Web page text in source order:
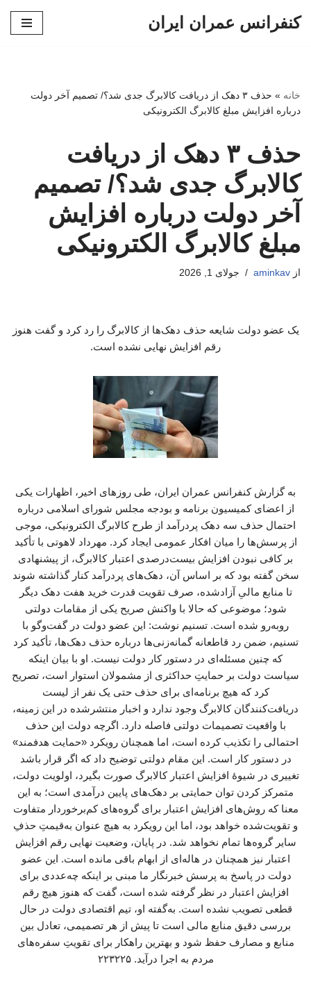
کنفرانس عمران ایران
خانه »
حذف ۳ دهک از دریافت کالابرگ جدی شد؟/ تصمیم آخر دولت
درباره افزایش مبلغ کالابرگ الکترونیکی
حذف ۳ دهک از دریافت
کالابرگ جدی شد؟/ تصمیم
آخر دولت درباره افزایش
مبلغ کالابرگ الکترونیکی
از aminkav جولای 1, 2026
یک عضو دولت شایعه حذف دهک‌ها از کالابرگ را رد کرد و گفت هنوز
رقم افزایش نهایی نشده است.
به گزارش کنفرانس عمران ایران، طی روزهای اخیر، اظهارات یکی
از اعضای کمیسیون برنامه و بودجه مجلس شورای اسلامی درباره
احتمال حذف سه دهک پردرآمد از طرح کالابرگ الکترونیکی، موجی
از پرسش‌ها را میان افکار عمومی ایجاد کرد. مهرداد لاهوتی با تأکید
بر کافی نبودن افزایش بیست‌درصدی اعتبار کالابرگ، از پیشنهادی
سخن گفته بود که بر اساس آن، دهک‌های پردرآمد کنار گذاشته شوند
تا منابع مالیِ آزادشده، صرف تقویت قدرت خرید هفت دهک دیگر
شود؛ موضوعی که حالا با واکنش صریح یکی از مقامات دولتی
روبه‌رو شده است. تسنیم نوشت: این عضو دولت در گفت‌وگو با
تسنیم، ضمن رد قاطعانه گمانه‌زنی‌ها درباره حذف دهک‌ها، تأکید کرد
که چنین مسئله‌ای در دستور کار دولت نیست. او با بیان اینکه
سیاست دولت بر حمایتِ حداکثری از مشمولان استوار است، تصریح
کرد که هیچ برنامه‌ای برای حذف حتی یک نفر از لیست
دریافت‌کنندگان کالابرگ وجود ندارد و اخبار منتشرشده در این زمینه،
با واقعیت تصمیمات دولتی فاصله دارد. اگرچه دولت این حذف
احتمالی را تکذیب کرده است، اما همچنان رویکرد «حمایت هدفمند»
در دستور کار است. این مقام دولتی توضیح داد که اگر قرار باشد
تغییری در شیوهٔ افزایش اعتبار کالابرگ صورت بگیرد، اولویت دولت،
متمرکز کردن توان حمایتی بر دهک‌های پایین درآمدی است؛ به این
معنا که روش‌های افزایش اعتبار برای گروه‌های کم‌برخوردار متفاوت
و تقویت‌شده خواهد بود، اما این رویکرد به هیچ عنوان به‌قیمتِ حذفِ
سایر گروه‌ها تمام نخواهد شد. در پایان، وضعیت نهایی رقم افزایش
اعتبار نیز همچنان در هاله‌ای از ابهام باقی مانده است. این عضو
دولت در پاسخ به پرسش خبرنگار ما مبنی بر اینکه چه‌عددی برای
افزایش اعتبار در نظر گرفته شده است، گفت که هنوز هیچ رقم
قطعی تصویب نشده است. به‌گفته او، تیم اقتصادی دولت در حال
بررسی دقیق منابع مالی است تا پیش از هر تصمیمی، تعادل بین
منابع و مصارف حفظ شود و بهترین راهکار برای تقویتِ سفره‌های
مردم به اجرا درآید. ۲۲۳۲۲۵